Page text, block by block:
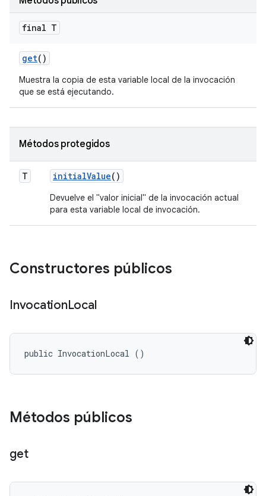
final T
get()
Muestra la copia de esta variable local de la invocación
que se está ejecutando.
Métodos protegidos
T initialValue()
Devuelve el "valor inicial" de la invocación actual
para esta variable local de invocación.
Constructores públicos
InvocationLocal
public InvocationLocal ()
Métodos públicos
get